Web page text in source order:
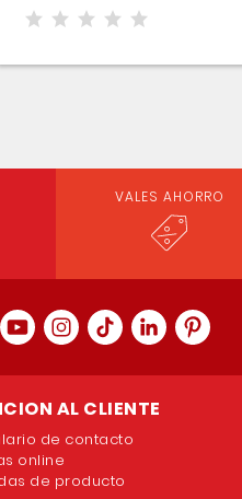
VALES AHORRO
AL CLIENTE
de contacto
online
de producto